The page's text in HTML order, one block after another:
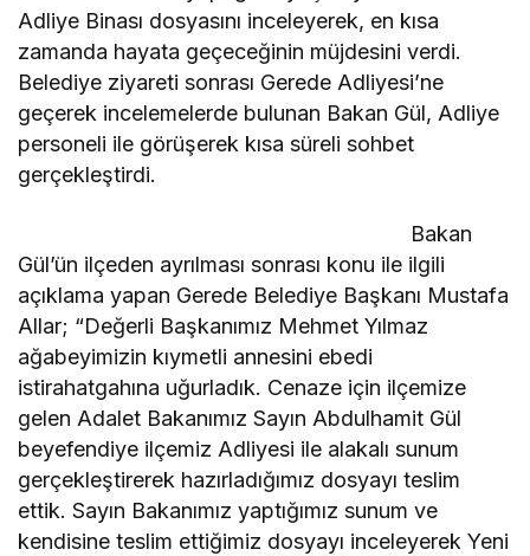
Adliye Binası dosyasını inceleyerek, en kısa
zamanda hayata geçeceğinin müjdesini verdi.
Belediye ziyareti sonrası Gerede Adliyesi’ne
geçerek incelemelerde bulunan Bakan Gül, Adliye
personeli ile görüşerek kısa süreli sohbet
gerçekleştirdi.
Bakan
Gül’ün ilçeden ayrılması sonrası konu ile ilgili
açıklama yapan Gerede Belediye Başkanı Mustafa
Allar; “Değerli Başkanımız Mehmet Yılmaz
ağabeyimizin kıymetli annesini ebedi
istirahatgahına uğurladık. Cenaze için ilçemize
gelen Adalet Bakanımız Sayın Abdulhamit Gül
beyefendiye ilçemiz Adliyesi ile alakalı sunum
gerçekleştirerek hazırladığımız dosyayı teslim
ettik. Sayın Bakanımız yaptığımız sunum ve
kendisine teslim ettiğimiz dosyayı inceleyerek Yeni